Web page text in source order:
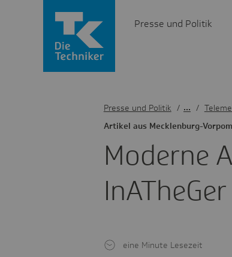
Presse und Politik
Moderne
InATheGer
Artikel aus Meck­len­burg-
eine Minute Lesezeit
Presse und Politik /